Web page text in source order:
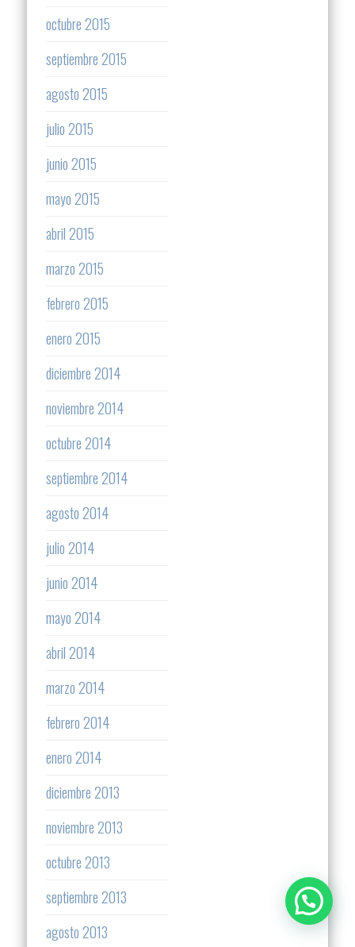
octubre 2015
septiembre 2015
agosto 2015
julio 2015
junio 2015
mayo 2015
abril 2015
marzo 2015
febrero 2015
enero 2015
diciembre 2014
noviembre 2014
octubre 2014
septiembre 2014
agosto 2014
julio 2014
junio 2014
mayo 2014
abril 2014
marzo 2014
febrero 2014
enero 2014
diciembre 2013
noviembre 2013
octubre 2013
septiembre 2013
agosto 2013